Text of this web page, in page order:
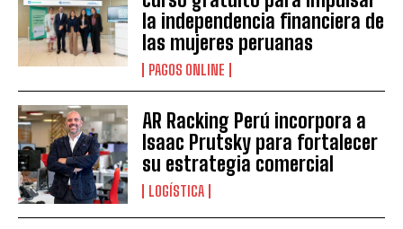
la independencia financiera de
las mujeres peruanas
PAGOS ONLINE
AR Racking Perú incorpora a
Isaac Prutsky para fortalecer
su estrategia comercial
LOGÍSTICA